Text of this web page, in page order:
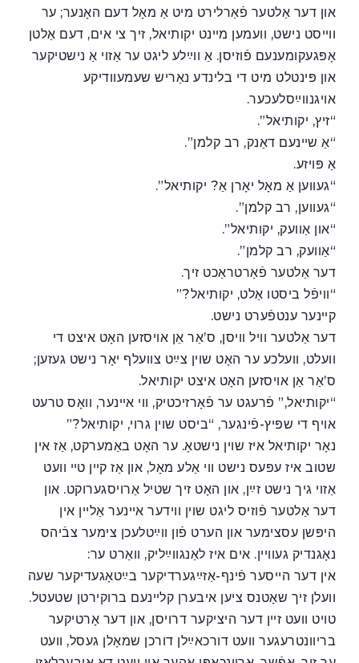
און דער אַלטער פֿאַרלירט מיט אַ מאָל דעם האָנער; ער
ווײסט נישט, וועמען מײנט יקותיאל, זיך צי אים, דעם אַלטן
אָפּגעקומענעם פֿוזיסן. אַ ווײַלע ליגט ער אַזוי אַ נישטיקער
און פּינטלט מיט די בלינדע נאַריש שעמעוודיקע
אויגנווײַסלעכער.
“זיץ, יקותיאל”.
“אַ שײנעם דאַנק, רב קלמן”.
אַ פּויזע.
“געווען אַ מאָל יאָרן אַ? יקותיאל”.
“געווען, רב קלמן”.
“און אַוועק, יקותיאל”.
“אַוועק, רב קלמן”.
דער אַלטער פֿאַרטראַכט זיך.
“וויפֿל ביסטו אַלט, יקותיאל?”
קײנער ענטפֿערט נישט.
דער אַלטער וויל וויסן, ס’אַר אַן אויסזען האָט איצט די
וועלט, וועלכע ער האָט שוין צײַט צוועלף יאָר נישט געזען;
ס’אַר אַן אויסזען האָט איצט יקותיאל.
“יקותיאל,” פֿרעגט ער פֿאָרזיכטיק, ווי אײנער, וואָס טרעט
אויף די שפּיץ-פֿינגער, “ביסט שוין גרוי, יקותיאל?”
נאָר יקותיאל איז שוין נישטאָ. ער האָט באַמערקט, אַז אין
שטוב איז עפּעס נישט ווי אַלע מאָל, און אַז קײן טײ וועט
אַזוי גיך נישט זײַן, און האָט זיך שטיל אַרויסגערוקט. און
דער אַלטער פֿוזיס ליגט שוין ווידער אײנער אַליין אין
היפּשן עסצימער און הערט פֿון ווײַטלעכן צימער צבֿיהס
נאָגנדיק געוויין. אים איז לאַנגווײַליק, וואַרט ער:
אין דער הייסער פֿינף-אַזײַגערדיקער בײַטאָגעדיקער שעה
וועלן זיך שאָטנס ציען איבערן קלײנעם ברוקירטן שטעטל.
טויט וועט זײן דער היציקער דרויסן, און דער אָרטיקער
בריוונטרעגער וועט דורכאײַלן דורכן שמאָלן געסל, וועט